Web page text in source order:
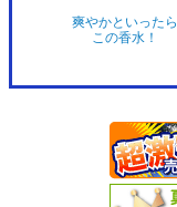
爽やかといったら
この香水！